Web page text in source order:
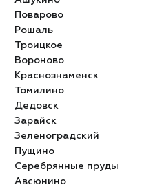
Поварово
Рошаль
Троицкое
Вороново
Краснознаменск
Томилино
Дедовск
Зарайск
Зеленоградский
Пущино
Серебрянные пруды
Авсюнино